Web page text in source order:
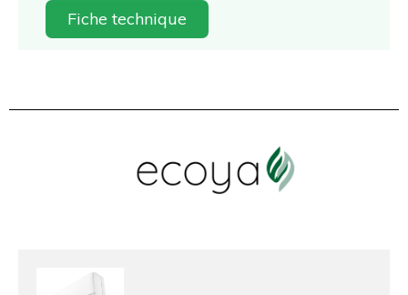
Fiche technique